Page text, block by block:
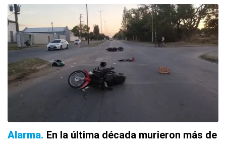
Alarma En la última década murieron más de